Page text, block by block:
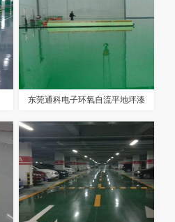
东莞通科电子环氧自流平地坪漆